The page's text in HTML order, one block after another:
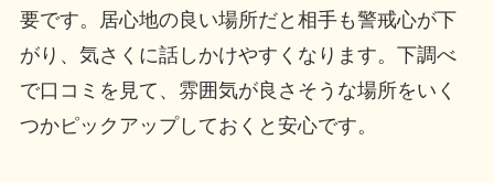
要です。居心地の良い場所だと相手も警戒心が下
がり、気さくに話しかけやすくなります。下調べ
で口コミを見て、雰囲気が良さそうな場所をいく
つかピックアップしておくと安心です。